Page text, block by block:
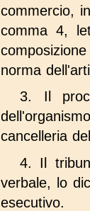
commercio,
comma 4,
norma
3. Il
cancelleria
4. Il
verbale, lo
esecutivo.